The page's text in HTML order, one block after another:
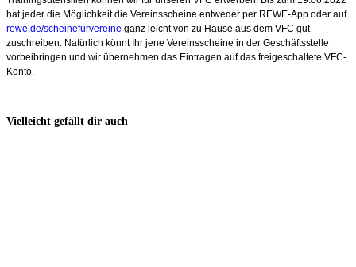
hat jeder die Möglichkeit die Vereinsscheine entweder per REWE-App oder auf
rewe.de/scheinefürvereine ganz leicht von zu Hause aus dem VFC gut
zuschreiben. Natürlich könnt Ihr jene Vereinsscheine in der Geschäftsstelle
vorbeibringen und wir übernehmen das Eintragen auf das freigeschaltete VFC-
Konto.
Vielleicht gefällt dir auch